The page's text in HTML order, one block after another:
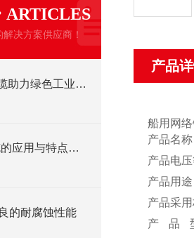
ARTICLES
决方案供应商！
Prysmian柔性电缆助力绿色工业发展
BPGGP变频电缆的应用与特点解析
的耐腐蚀性能
产品
船用网
产品名
产品电
产品用
产品采
产品型